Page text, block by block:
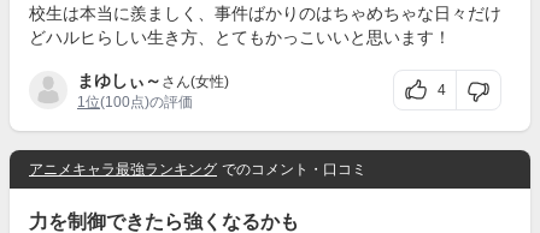
校生は本当に羨ましく、事件ばかりのはちゃめちゃな日々だけ
どハルヒらしい生き方、とてもかっこいいと思います！
まゆしぃ～ さん(女性)
1位(100点)の評価
4
アニメキャラ最強ランキング でのコメント・口コミ
力を制御できたら強くなるかも